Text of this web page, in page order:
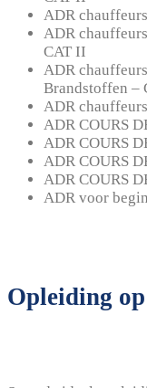
ADR
ADR
CAT II
ADR
Brandstoffen –
ADR
ADR COURS
ADR COURS
ADR COURS
ADR COURS
ADR voor
Opleiding